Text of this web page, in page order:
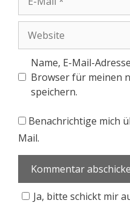
Name, E-Mail-
Browser für meinen
speichern.
Benachrichtige mich
Mail.
Ja, bitte schickt mir